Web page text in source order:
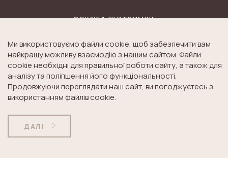
СЛУЖБА ПІДТРИМКИ
Доставка
Дисконт
Оплата
Повернення товару
Ми використовуємо файли cookie, щоб забезпечити вам
найкращу можливу взаємодію з нашим сайтом. Файли
cookie необхідні для правильної роботи сайту, а також для
аналізу та поліпшення його функціональності.
Продовжуючи переглядати наш сайт, ви погоджуєтесь з
використанням файлів cookie.
ДАЛІ